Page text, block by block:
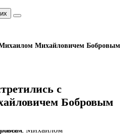
Михаилом Михайловичем Бобровым
с
Бобровым